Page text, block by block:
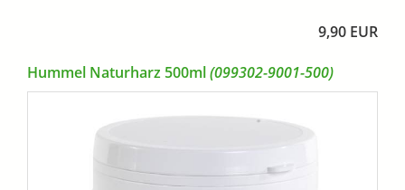
9,90 EUR
Hummel Naturharz 500ml(099302-9001-500)